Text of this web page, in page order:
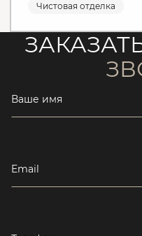
Чистовая отделка
Ваше имя
Email